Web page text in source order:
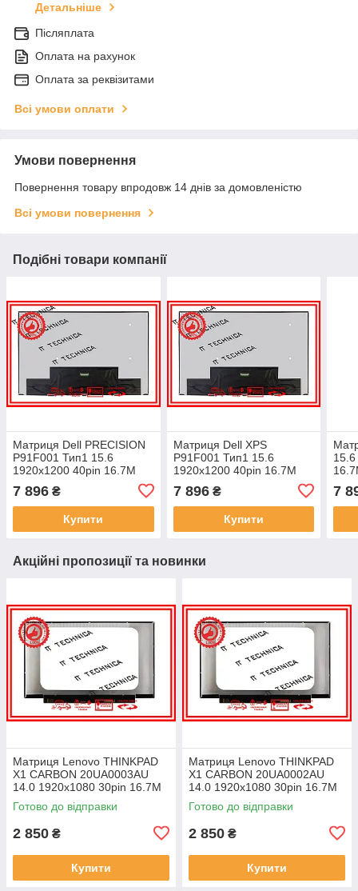
Детальніше
Післяплата
Оплата на рахунок
Оплата за реквізитами
Всі умови оплати
Умови повернення
Повернення товару впродовж 14 днів за домовленістю
Всі умови повернення
Подібні товари компанії
Матриця Dell PRECISION
P91F001 Тип1 15.6
1920x1200 40pin 16.7M
100% sRGB 500 cd/m² для
ноутбука
7 896 ₴
Купити
Матриця Dell XPS
P91F001 Тип1 15.6
1920x1200 40pin 16.7M
100% sRGB 500 cd/m² для
ноутбука
7 896₴
Купити
7
Акційні пропозиції та новинки
Матриця Lenovo THINKPAD
X1 CARBON 20UA0003AU
14.0 1920x1080 30pin 16.7M
45% NTSC 300 cd/m² для
ноутбука
Готово до відправки
2 850 ₴
Купити
Матриця Lenovo THINKPAD
X1 CARBON 20UA0002AU
14.0 1920x1080 30pin 16.7M
45% NTSC 300 cd/m² для
ноутбука
Готово до відправки
2 850 ₴
Купити